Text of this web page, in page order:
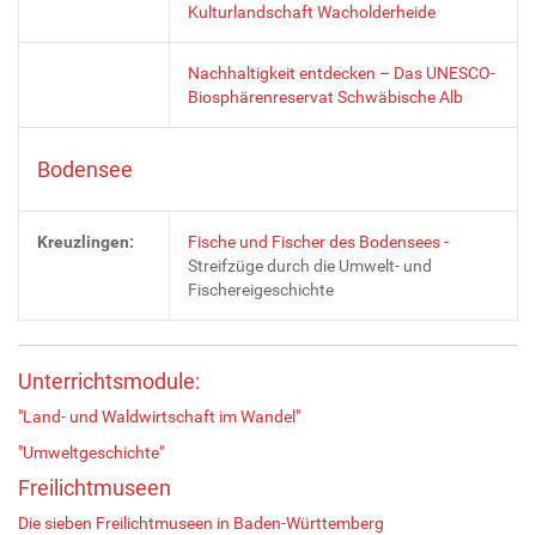
Kulturlandschaft Wacholderheide
Nachhaltigkeit entdecken – Das UNESCO-
Biosphärenreservat Schwäbische Alb
Bodensee
Kreuzlingen:
Fische und Fischer des Bodensees -
Streifzüge durch die Umwelt- und
Fischereigeschichte
Unterrichtsmodule:
"Land- und Waldwirtschaft im Wandel"
"Umweltgeschichte"
Freilichtmuseen
Die sieben Freilichtmuseen in Baden-Württemberg